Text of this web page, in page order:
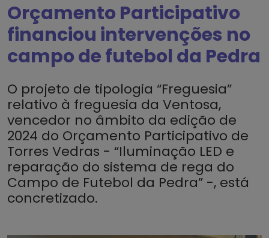
Orçamento Participativo
financiou intervenções no
campo de futebol da Pedra
O projeto de tipologia “Freguesia”
relativo à freguesia da Ventosa,
vencedor no âmbito da edição de
2024 do Orçamento Participativo de
Torres Vedras - “Iluminação LED e
reparação do sistema de rega do
Campo de Futebol da Pedra” -, está
concretizado.